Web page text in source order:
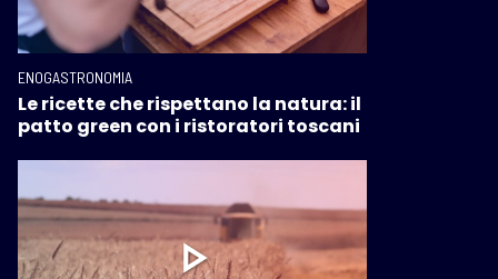
ENOGASTRONOMIA
Le ricette che rispettano la natura: il
patto green con i ristoratori toscani